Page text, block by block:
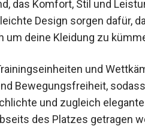
das Komfort, Stil und
Design sorgen dafür,
um deine Kleidung zu
und
Bewegungsfreiheit,
und zugleich
des Platzes getragen